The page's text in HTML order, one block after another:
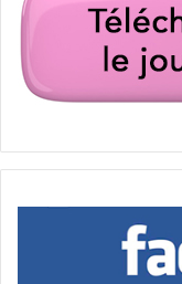
PUBLICITE :